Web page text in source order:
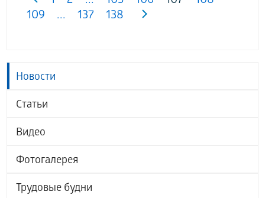
Новости
Статьи
Видео
Фотогалерея
Трудовые будни
109
... 137 138